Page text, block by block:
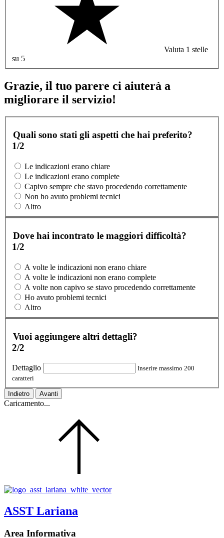
Valuta 1 stelle
su 5
Grazie, il tuo parere ci aiuterà a
migliorare il servizio!
Quali sono stati gli aspetti che hai preferito?
1/2
Le indicazioni erano chiare
Le indicazioni erano complete
Capivo sempre che stavo procedendo correttamente
Non ho avuto problemi tecnici
Altro
Dove hai incontrato le maggiori difficoltà?
1/2
A volte le indicazioni non erano chiare
A volte le indicazioni non erano complete
A volte non capivo se stavo procedendo correttamente
Ho avuto problemi tecnici
Altro
Vuoi aggiungere altri dettagli?
2/2
Dettaglio
Inserire massimo 200
caratteri
Indietro Avanti
Caricamento...
ASST Lariana
Area Informativa